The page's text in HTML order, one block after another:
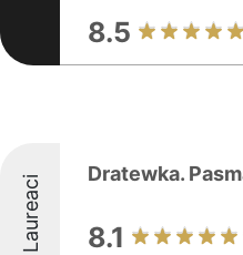
8.5
Laureaci Dratewka.
8.1